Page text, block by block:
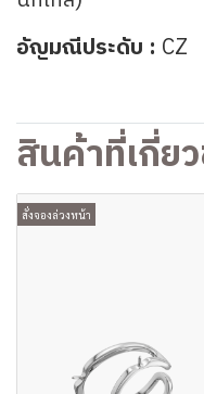
อัญมณีประดับ : CZ
สินค้าที่เกี่ย
สั่งจองล่วงหน้า